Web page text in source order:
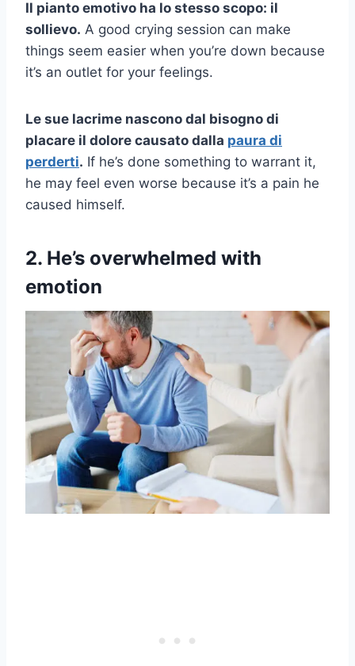
Il pianto emotivo ha lo stesso scopo: il
sollievo. A good crying session can make
things seem easier when you’re down because
it’s an outlet for your feelings.
Le sue lacrime nascono dal bisogno di
placare il dolore causato dalla paura di
perderti. If he’s done something to warrant it,
he may feel even worse because it’s a pain he
caused himself.
2. He’s overwhelmed with
emotion